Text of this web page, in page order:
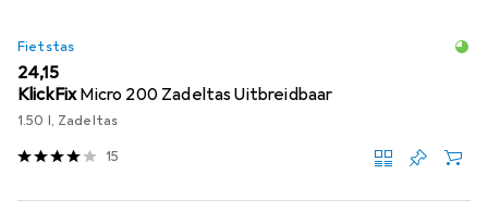
Fietstas
EUR
24,15
KlickFixMicro 200 Zadeltas Uitbreidbaar
1.50 l, Zadeltas
15